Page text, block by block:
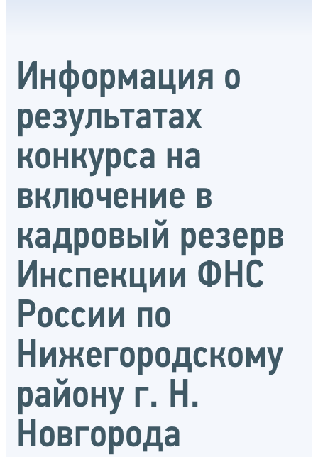
Информация о
результатах
конкурса на
включение в
кадровый резерв
Инспекции ФНС
России по
Нижегородскому
району г. Н.
Новгорода